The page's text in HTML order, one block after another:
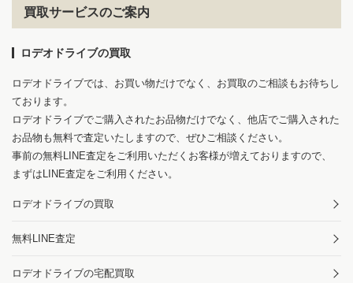
買取サービスのご案内
ロデオドライブの買取
ロデオドライブでは、お買い物だけでなく、お買取のご相談もお待ちし
ております。
ロデオドライブでご購入されたお品物だけでなく、他店でご購入された
お品物も無料で査定いたしますので、ぜひご相談ください。
事前の無料LINE査定をご利用いただくお客様が増えておりますので、
まずはLINE査定をご利用ください。
ロデオドライブの買取
無料LINE査定
ロデオドライブの宅配買取